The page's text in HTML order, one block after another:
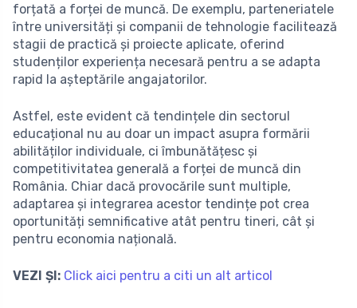
forțată a forței de muncă. De exemplu, parteneriatele
între universități și companii de tehnologie facilitează
stagii de practică și proiecte aplicate, oferind
studenților experiența necesară pentru a se adapta
rapid la așteptările angajatorilor.
Astfel, este evident că tendințele din sectorul
educațional nu au doar un impact asupra formării
abilităților individuale, ci îmbunătățesc și
competitivitatea generală a forței de muncă din
România. Chiar dacă provocările sunt multiple,
adaptarea și integrarea acestor tendințe pot crea
oportunități semnificative atât pentru tineri, cât și
pentru economia națională.
VEZI ȘI: Click aici pentru a citi un alt articol